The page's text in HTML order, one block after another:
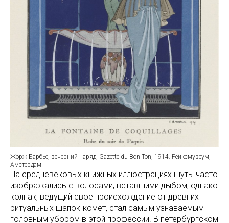
Жорж Барбье, вечерний наряд, Gazette du Bon Ton, 1914. Рейксмузеум,
Амстердам
На средневековых книжных иллюстрациях шуты часто
изображались с волосами, вставшими дыбом, однако
колпак, ведущий свое происхождение от древних
ритуальных шапок-комет, стал самым узнаваемым
головным убором в этой профессии. В петербургском